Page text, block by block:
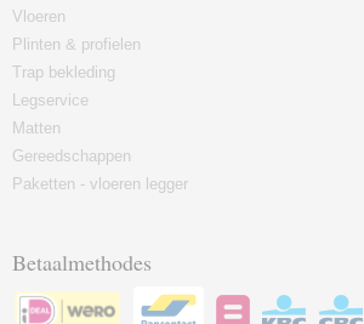
Vloeren
Plinten & profielen
Trap bekleding
Legservice
Matten
Gereedschappen
Paketten - vloeren legger
Betaalmethodes